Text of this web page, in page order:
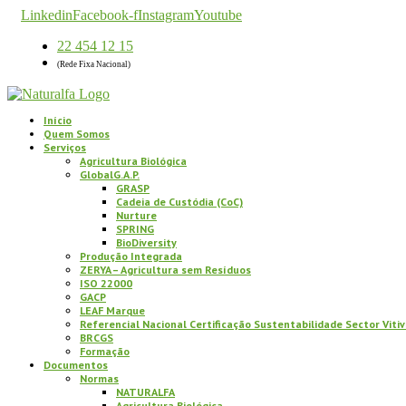
LinkedinFacebook-fInstagramYoutube
22 454 12 15
(Rede Fixa Nacional)
Início
Quem Somos
Serviços
Agricultura Biológica
GlobalG.A.P.
GRASP
Cadeia de Custódia (CoC)
Nurture
SPRING
BioDiversity
Produção Integrada
ZERYA – Agricultura sem Resíduos
ISO 22000
GACP
LEAF Marque
Referencial Nacional Certificação Sustentabilidade Sector
BRCGS
Formação
Documentos
Normas
NATURALFA